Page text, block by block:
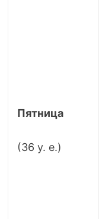
Пятница
(36 у. е.)